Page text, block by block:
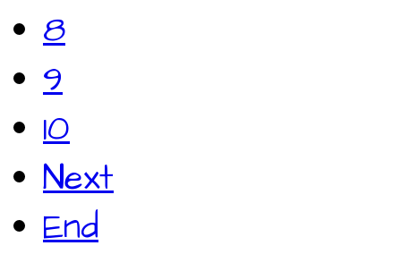
8
9
10
Next
End